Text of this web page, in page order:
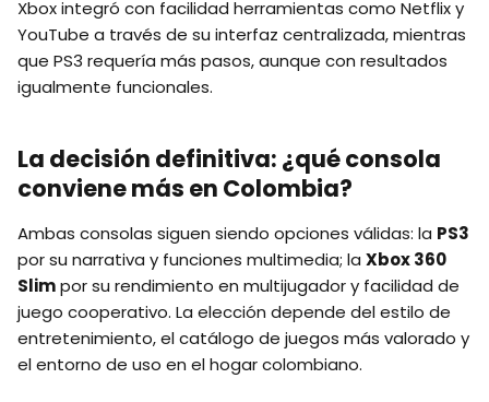
Xbox integró con facilidad herramientas como Netflix y
YouTube a través de su interfaz centralizada, mientras
que PS3 requería más pasos, aunque con resultados
igualmente funcionales.
La decisión definitiva: ¿qué consola
conviene más en Colombia?
Ambas consolas siguen siendo opciones válidas: la PS3
por su narrativa y funciones multimedia; la Xbox 360
Slimpor su rendimiento en multijugador y facilidad de
juego cooperativo. La elección depende del estilo de
entretenimiento, el catálogo de juegos más valorado y
el entorno de uso en el hogar colombiano.